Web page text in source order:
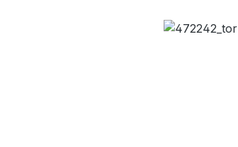
Bildergalerie überspringen